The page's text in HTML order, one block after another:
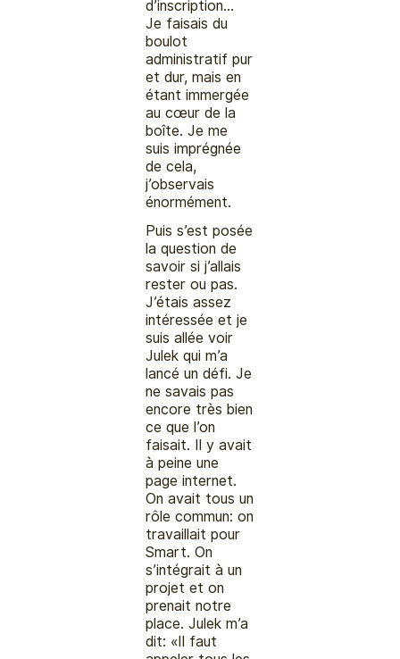
d’inscription…
Je faisais du
boulot
administratif pur
et dur, mais en
étant immergée
au cœur de la
boîte. Je me
suis imprégnée
de cela,
j’observais
énormément.
Puis s’est posée
la question de
savoir si j’allais
rester ou pas.
J’étais assez
intéressée et je
suis allée voir
Julek qui m’a
lancé un défi. Je
ne savais pas
encore très bien
ce que l’on
faisait. Il y avait
à peine une
page internet.
On avait tous un
rôle commun: on
travaillait pour
Smart. On
s’intégrait à un
projet et on
prenait notre
place. Julek m’a
dit: «Il faut